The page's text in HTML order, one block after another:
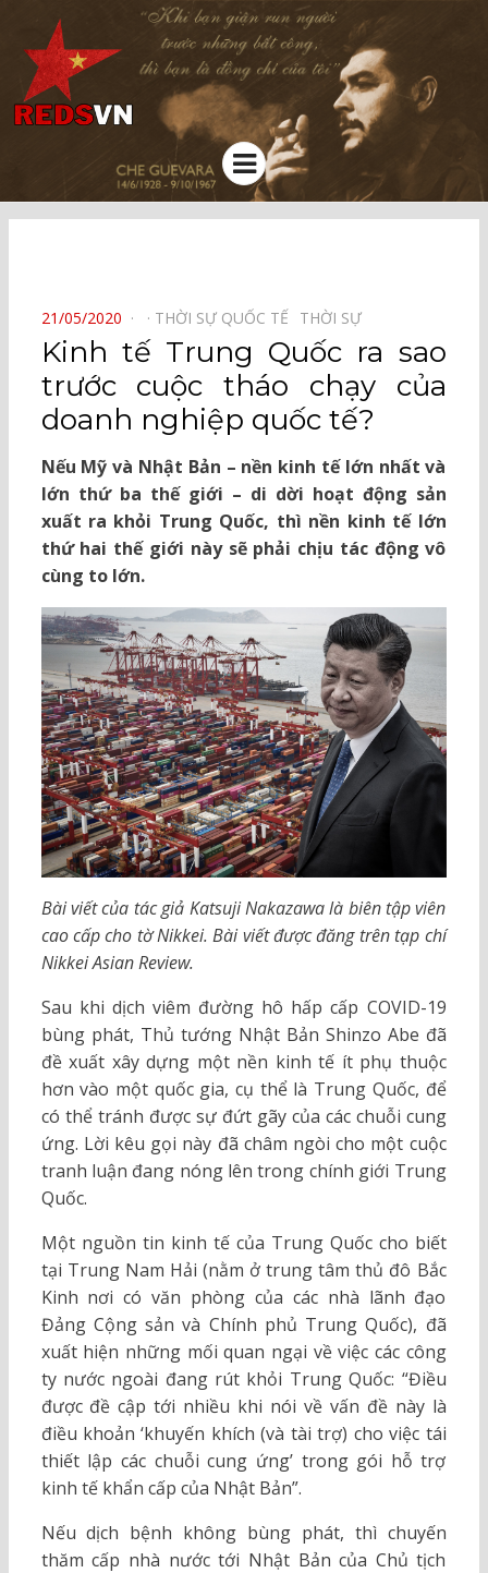
Kênh chia sẻ tri thức cộng đồng
Menu
POSTED
ON
21/05/2020 THỜI SỰ QUỐC TẾ⠀ THỜI SỰ⠀
Kinh tế Trung Quốc ra sao
trước cuộc tháo chạy của
doanh nghiệp quốc tế?
Nếu Mỹ và Nhật Bản – nền kinh tế lớn nhất và
lớn thứ ba thế giới – di dời hoạt động sản
xuất ra khỏi Trung Quốc, thì nền kinh tế lớn
thứ hai thế giới này sẽ phải chịu tác động vô
cùng to lớn.
Bài viết của tác giả Katsuji Nakazawa là biên tập viên
cao cấp cho tờ Nikkei. Bài viết được đăng trên tạp chí
Nikkei Asian Review.
Sau khi dịch viêm đường hô hấp cấp COVID-19
bùng phát, Thủ tướng Nhật Bản Shinzo Abe đã
đề xuất xây dựng một nền kinh tế ít phụ thuộc
hơn vào một quốc gia, cụ thể là Trung Quốc, để
có thể tránh được sự đứt gãy của các chuỗi cung
ứng. Lời kêu gọi này đã châm ngòi cho một cuộc
tranh luận đang nóng lên trong chính giới Trung
Quốc.
Một nguồn tin kinh tế của Trung Quốc cho biết
tại Trung Nam Hải (nằm ở trung tâm thủ đô Bắc
Kinh nơi có văn phòng của các nhà lãnh đạo
Đảng Cộng sản và Chính phủ Trung Quốc), đã
xuất hiện những mối quan ngại về việc các công
ty nước ngoài đang rút khỏi Trung Quốc: “Điều
được đề cập tới nhiều khi nói về vấn đề này là
điều khoản ‘khuyến khích (và tài trợ) cho việc tái
thiết lập các chuỗi cung ứng’ trong gói hỗ trợ
kinh tế khẩn cấp của Nhật Bản”.
Nếu dịch bệnh không bùng phát, thì chuyến
thăm cấp nhà nước tới Nhật Bản của Chủ tịch